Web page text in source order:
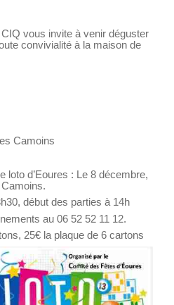
vous invite à venir déguster
convivialité à la maison de
Camoins
loto d’Eoures : Le 8 décembre,
début des parties à 14h
au 06 52 52 11 12.
25€ la plaque de 6 cartons